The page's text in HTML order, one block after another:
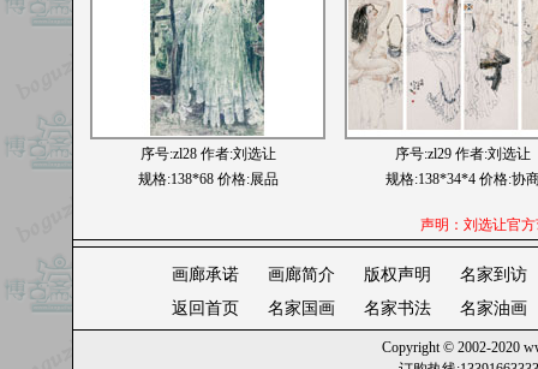
序号:zl28作者:刘选让 序号:zl29作者:刘选让
规格:138*68 价格:展品
规格:138*34*4 价格:协
声明：刘选让官
画廊承诺 画廊简介 版权声明
名家到访
返回首页
名家国画 名家书法 名家油画
Copyright © 2002-2020